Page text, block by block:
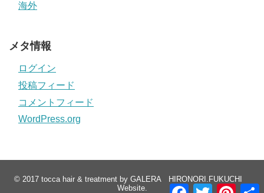
海外
メタ情報
ログイン
投稿フィード
コメントフィード
WordPress.org
© 2017 tocca hair & treatment by GALERA HIRONORI.FUKUCHI
Website.
F
T
P